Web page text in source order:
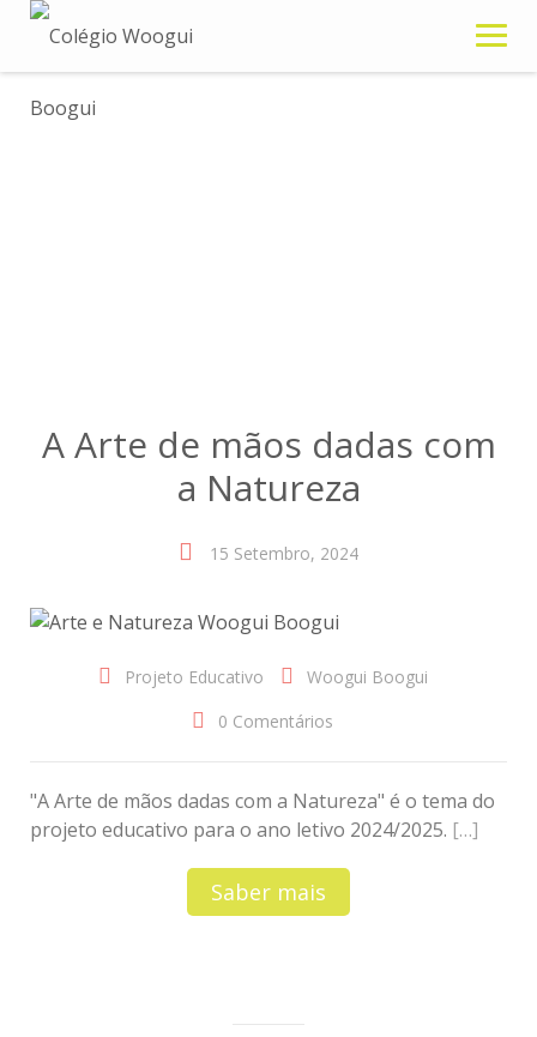
i
A Arte de mãos dadas com
a Natureza
15 Setembro, 2024
Projeto Educativo
Woogui Boogui
0 Comentários
"A Arte de mãos dadas com a Natureza" é o tema do
projeto educativo para o ano letivo 2024/2025. […]
Saber mais